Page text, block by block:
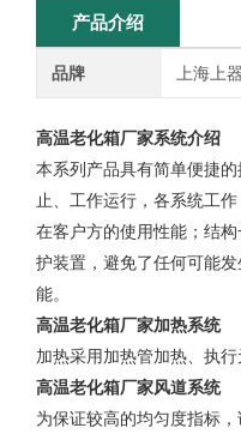
产品介绍
品牌 上海上器
高温老化箱厂家系统介绍
本系列产品具有简单便捷
止、工作运行，各系统工
在客户方的使用性能；结
护装置，避免了任何可能
能。
高温老化箱厂家加热系统
加热采用加热管加热、执行
高温老化箱厂家风道系统
为保证较高的均匀度指标